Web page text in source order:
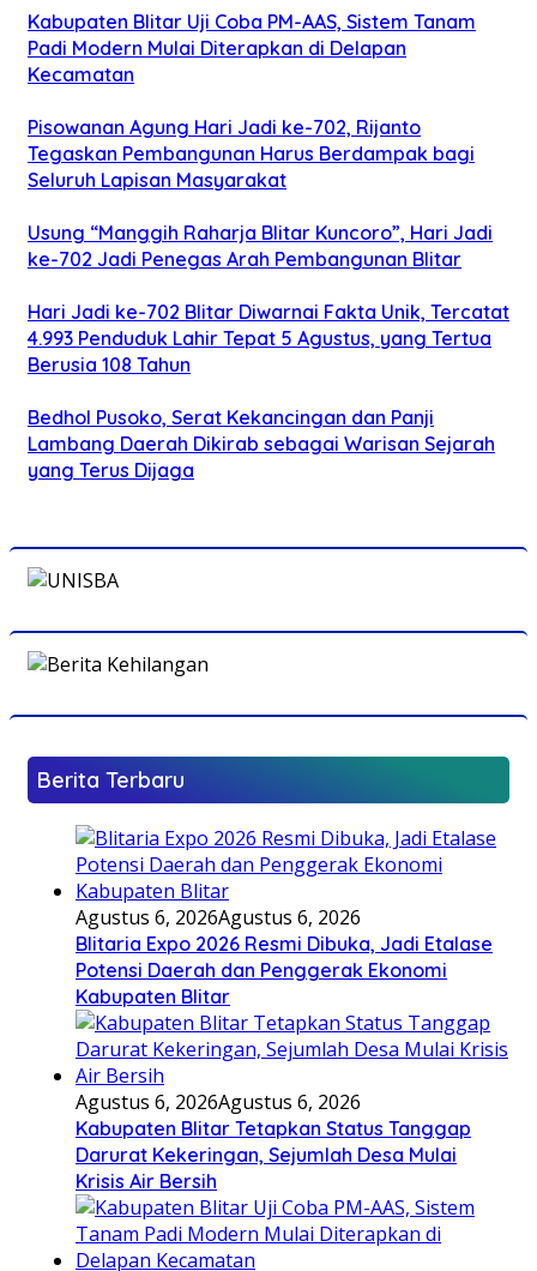
Kabupaten Blitar Uji Coba PM-AAS, Sistem Tanam
Padi Modern Mulai Diterapkan di Delapan
Kecamatan
Pisowanan Agung Hari Jadi ke-702, Rijanto
Tegaskan Pembangunan Harus Berdampak bagi
Seluruh Lapisan Masyarakat
Usung “Manggih Raharja Blitar Kuncoro”, Hari Jadi
ke-702 Jadi Penegas Arah Pembangunan Blitar
Hari Jadi ke-702 Blitar Diwarnai Fakta Unik, Tercatat
4.993 Penduduk Lahir Tepat 5 Agustus, yang Tertua
Berusia 108 Tahun
Bedhol Pusoko, Serat Kekancingan dan Panji
Lambang Daerah Dikirab sebagai Warisan Sejarah
yang Terus Dijaga
Berita Terbaru
Agustus 6, 2026Agustus 6, 2026
Blitaria Expo 2026 Resmi Dibuka, Jadi Etalase
Potensi Daerah dan Penggerak Ekonomi
Kabupaten Blitar
Agustus 6, 2026Agustus 6, 2026
Kabupaten Blitar Tetapkan Status Tanggap
Darurat Kekeringan, Sejumlah Desa Mulai
Krisis Air Bersih